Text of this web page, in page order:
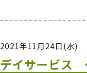
2021年11月24日(水)
デイサービス